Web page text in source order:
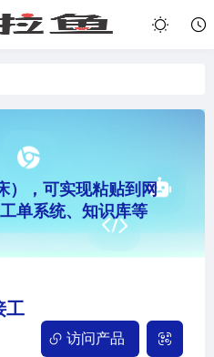
），可实现粘贴到网
单系统、知识库等
工
访问产品